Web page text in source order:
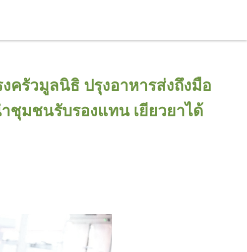
ครัวมูลนิธิ ปรุงอาหารส่งถึงมือ
ชุมชนรับรองแทน เยียวยาได้